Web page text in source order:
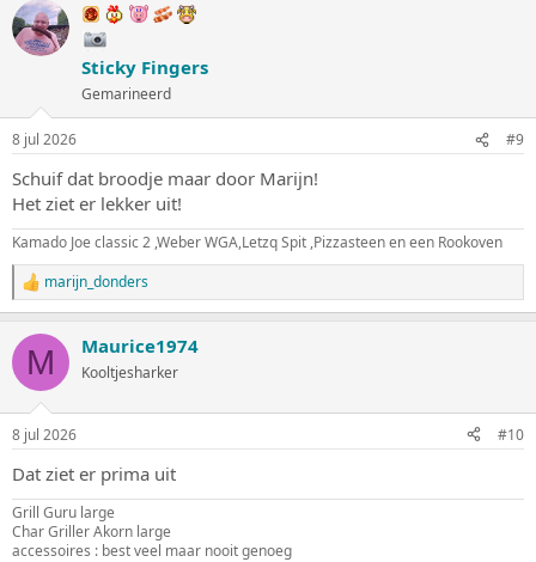
r
d
e
e
:
Sticky Fingers
Gemarineerd
8 jul 2026 #9
Schuif dat broodje maar door Marijn!
Het ziet er lekker uit!
Kamado Joe classic 2 ,Weber WGA,Letzq Spit ,Pizzasteen en een Rookoven
W
a
r
e
n
e
n
:
marijn_donders
M Maurice1974
Kooltjesharker
8 jul 2026 #10
Dat ziet er prima uit
Grill Guru large
Char Griller Akorn large
accessoires : best veel maar nooit genoeg